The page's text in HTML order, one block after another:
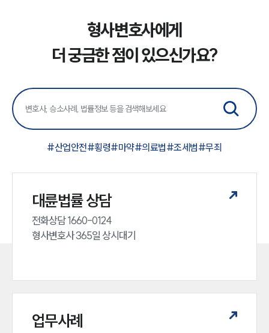
형사변호사에게
더 궁금한 점이 있으신가요?
#산업안전#횡령#마약#의료법#조세범#무죄
대륜법률 상담
전화상담 1660-0124
형사변호사 365일 상시대기
업무사례